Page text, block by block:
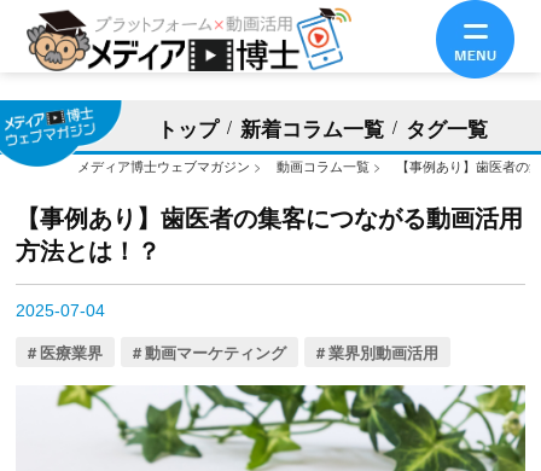
トップ 新着コラム一覧 タグ一覧
メディア博士ウェブマガジン > 動画コラム一覧 > 【事例あり】歯医者の
【事例あり】歯医者の集客につながる動画活用
方法とは！？
2025-07-04
医療業界 動画マーケティング 業界別動画活用